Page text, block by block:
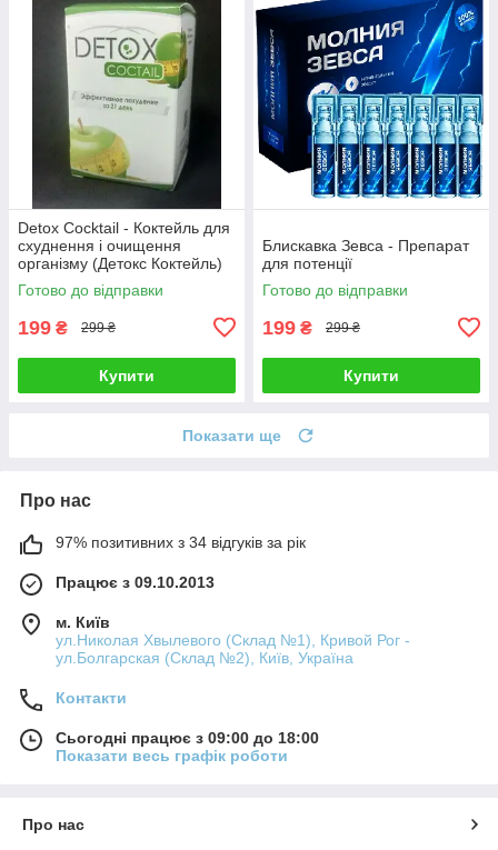
Detox Cocktail - Коктейль для
схуднення і очищення
організму (Детокс Коктейль)
Готово до відправки
199 ₴ 299 ₴
Купити
Блискавка Зевса - Препарат
для потенції
Готово до відправки
199 ₴ 299 ₴
Купити
Показати ще
Про нас
97% позитивних з 34 відгуків за рік
Працює з 09.10.2013
м. Київ
ул.Николая Хвылевого (Склад №1), Кривой Рог -
ул.Болгарская (Склад №2), Київ, Україна
Контакти
Сьогодні працює з 09:00 до 18:00
Показати весь графік роботи
Про нас